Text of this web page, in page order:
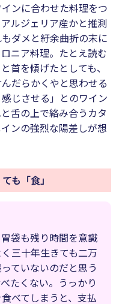
ンに合わせた料理をつ
ルジェリア産かと推測
ダメと紆余曲折の末に
ニア料理。たとえ読む
首を傾げたとしても、
だらかくやと思わせる
じさせる」とのワイン
舌の上で絡み合うカタ
ンの強烈な陽差しが想
も「食」
袋も残り時間を意識
三十年生きても二万
ていないのだと思う
たくない。うっかり
べてしまうと、支払